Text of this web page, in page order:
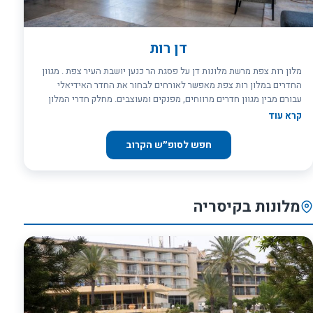
דן רות
מלון רות צפת מרשת מלונות דן על פסגת הר כנען יושבת העיר צפת . מגוון
החדרים במלון רות צפת מאפשר לאורחים לבחור את החדר האידיאלי
עבורם מבין מגוון חדרים מרווחים, מפנקים ומעוצבים. מחלק חדרי המלון
נשקפות פסגות הגליל והר מירון הירוק תמיד.
קרא עוד
חפש לסופ״ש הקרוב
מלונות בקיסריה